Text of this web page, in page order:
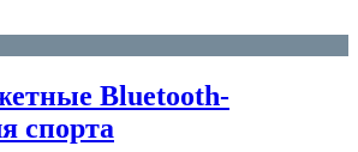
Bluetooth-
спорта